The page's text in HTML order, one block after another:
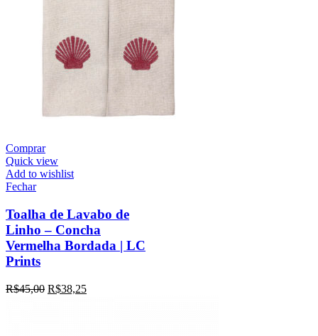
Comprar
Quick view
Add to wishlist
Fechar
Toalha de Lavabo de
Linho – Concha
Vermelha Bordada | LC
Prints
R$45,00 R$38,25